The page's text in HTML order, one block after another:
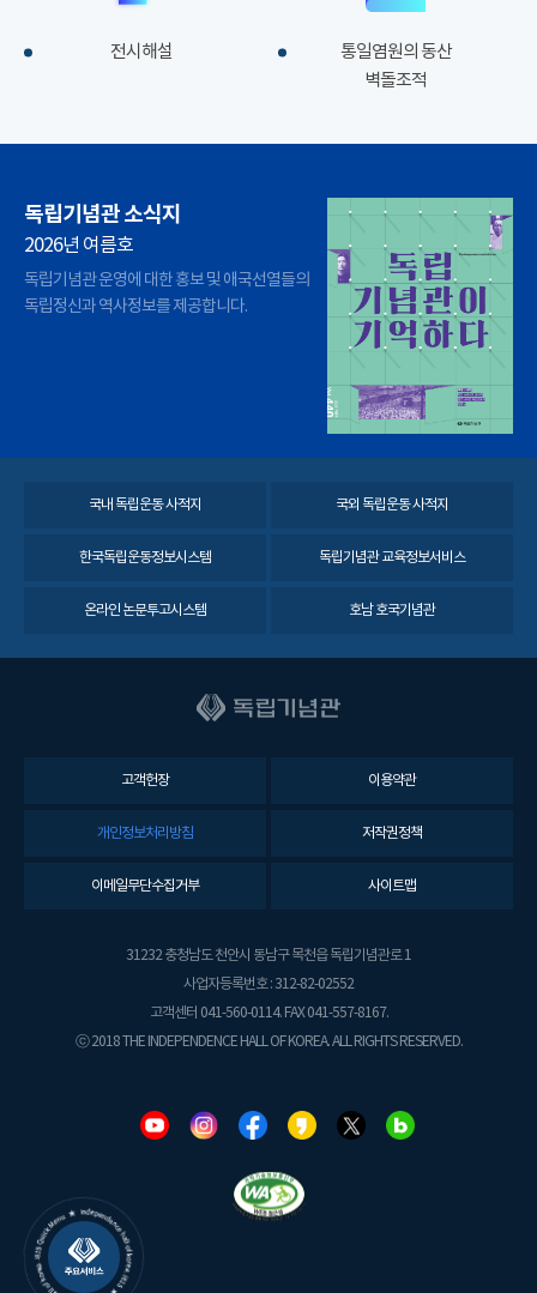
전시해설
통일염원의 동산
벽돌조적
독립기념관 소식지
2026년 여름호
독립기념관 운영에 대한 홍보 및 애국선열들의
독립정신과 역사정보를 제공합니다.
국내 독립운동 사적지 국외 독립운동 사적지
한국독립운동정보시스템 독립기념관 교육정보서비스
온라인 논문투고시스템 호남 호국기념관
고객헌장 이용약관
개인정보처리방침 저작권정책
이메일무단수집거부 사이트맵
31232 충청남도 천안시 동남구 목천읍 독립기념관로 1
사업자등록번호 : 312-82-02552
고객센터 041-560-0114. FAX 041-557-8167.
ⓒ 2018 THE INDEPENDENCE HALL OF KOREA. ALL RIGHTS RESERVED.